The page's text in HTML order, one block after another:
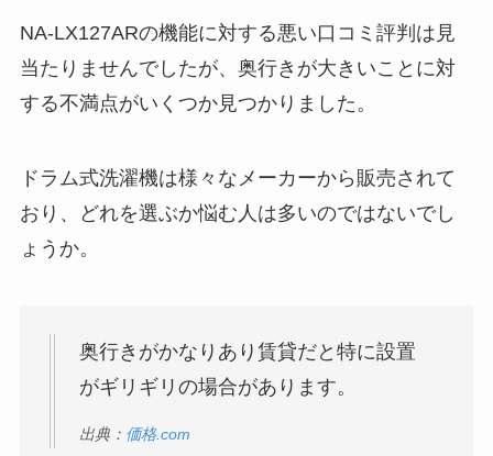
NA-LX127ARの機能に対する悪い口コミ評判は見
当たりませんでしたが、奥行きが大きいことに対
する不満点がいくつか見つかりました。
ドラム式洗濯機は様々なメーカーから販売されて
おり、どれを選ぶか悩む人は多いのではないでし
ょうか。
奥行きがかなりあり賃貸だと特に設置
がギリギリの場合があります。
出典： 価格.com